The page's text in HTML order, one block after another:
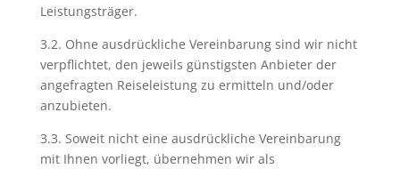
Leistungsträger.
3.2. Ohne ausdrückliche Vereinbarung sind wir nicht
verpflichtet, den jeweils günstigsten Anbieter der
angefragten Reiseleistung zu ermitteln und/oder
anzubieten.
3.3. Soweit nicht eine ausdrückliche Vereinbarung
mit Ihnen vorliegt, übernehmen wir als